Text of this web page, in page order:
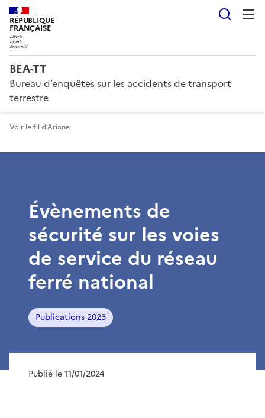
RÉPUBLIQUE
FRANÇAISE
BEA-TT
Bureau d’enquêtes sur les accidents de transport
terrestre
Voir le fil d'Ariane
Évènements de
sécurité sur les voies
de service du réseau
ferré national
Publications 2023
Publié le 11/01/2024